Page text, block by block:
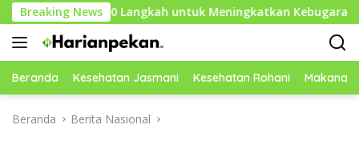
Langsung
ke
konten
Breaking News
10.000 Langkah untuk Meningkatkan Kebugaran Tubuh
Beranda Kesehatan Jasmani Kesehatan Rohani Makanan
Beranda Berita Nasional